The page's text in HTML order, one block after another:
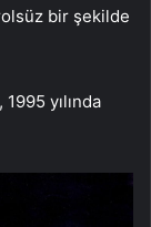
bir şekilde
yılında